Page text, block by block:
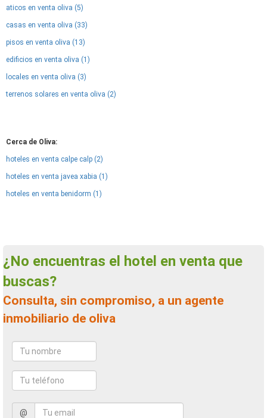
aticos en venta oliva (5)
casas en venta oliva (33)
pisos en venta oliva (13)
edificios en venta oliva (1)
locales en venta oliva (3)
terrenos solares en venta oliva (2)
Cerca de Oliva:
hoteles en venta calpe calp (2)
hoteles en venta javea xabia (1)
hoteles en venta benidorm (1)
¿No encuentras el hotel en venta que
buscas?
Consulta, sin compromiso, a un agente
inmobiliario de oliva
@